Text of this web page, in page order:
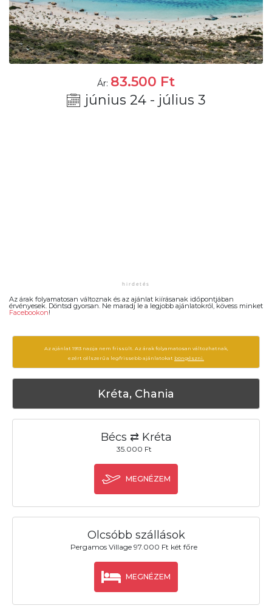
Ár: 83.500 Ft
június 24 - július 3
Az árak folyamatosan változnak és az ajánlat kiírásanak időpontjában
érvényesek. Döntsd gyorsan. Ne maradj le a legjobb ajánlatokról, kövess minket
Facebookon!
Az ajánlat 1913 napja nem frissült. Az árak folyamatosan változhatnak,
ezért célszerű a legfrissebb ajánlatokat böngészni.
Kréta, Chania
Bécs ⇄ Kréta
35.000 Ft
MEGNÉZEM
Olcsóbb szállások
Pergamos Village 97.000 Ft két főre
MEGNÉZEM